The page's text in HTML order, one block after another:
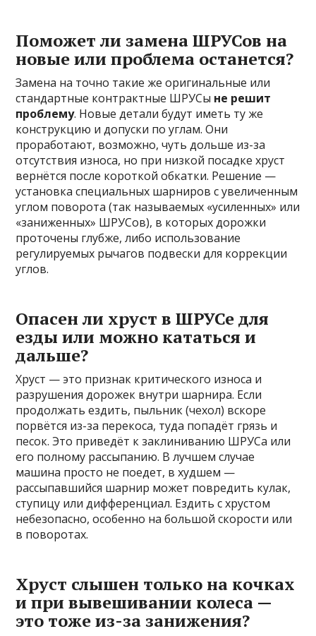
Поможет ли замена ШРУСов на
новые или проблема останется?
Замена на точно такие же оригинальные или
стандартные контрактные ШРУСы не решит
проблему. Новые детали будут иметь ту же
конструкцию и допуски по углам. Они
проработают, возможно, чуть дольше из-за
отсутствия износа, но при низкой посадке хруст
вернётся после короткой обкатки. Решение —
установка специальных шарниров с увеличенным
углом поворота (так называемых «усиленных» или
«заниженных» ШРУСов), в которых дорожки
проточены глубже, либо использование
регулируемых рычагов подвески для коррекции
углов.
Опасен ли хруст в ШРУСе для
езды или можно кататься и
дальше?
Хруст — это признак критического износа и
разрушения дорожек внутри шарнира. Если
продолжать ездить, пыльник (чехол) вскоре
порвётся из-за перекоса, туда попадёт грязь и
песок. Это приведёт к заклиниванию ШРУСа или
его полному рассыпанию. В лучшем случае
машина просто не поедет, в худшем —
рассыпавшийся шарнир может повредить кулак,
ступицу или дифференциал. Ездить с хрустом
небезопасно, особенно на большой скорости или
в поворотах.
Хруст слышен только на кочках
и при вывешивании колеса —
это тоже из-за занижения?